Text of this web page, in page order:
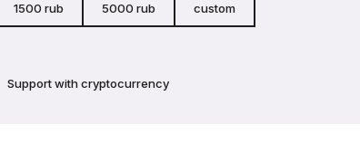
1500 rub 5000 rub custom
Support with cryptocurrency